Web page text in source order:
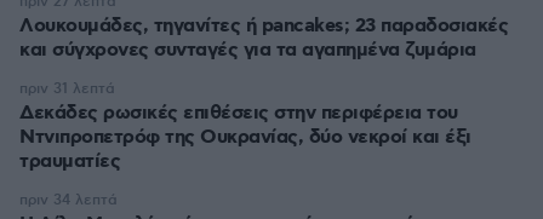
Λουκουμάδες, τηγανίτες ή pancakes; 23 παραδοσιακές
και σύγχρονες συνταγές για τα αγαπημένα ζυμάρια
Δεκάδες ρωσικές επιθέσεις στην περιφέρεια του
Ντνιπροπετρόφ της Ουκρανίας, δύο νεκροί και έξι
τραυματίες
πριν 31 λεπτά
πριν 34 λεπτά